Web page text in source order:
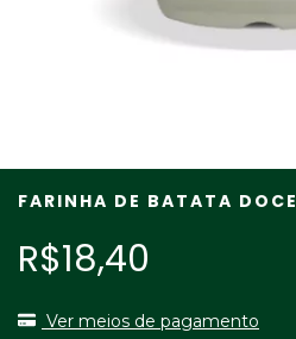
FARINHA DE BATATA DOCE
R$18,40
Ver meios de pagamento